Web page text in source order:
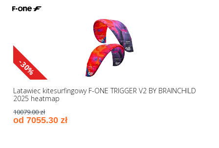
-30%
Latawiec kitesurfingowy F-ONE TRIGGER V2 BY BRAINCHILD
2025 heatmap
10079.00 zł
od 7055.30 zł